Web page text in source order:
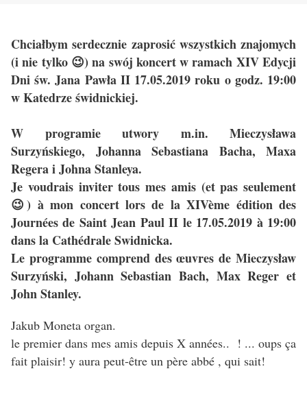
Chciałbym serdecznie zaprosić wszystkich znajomych
(i nie tylko 😉) na swój koncert w ramach XIV Edycji
Dni św. Jana Pawła II 17.05.2019 roku o godz. 19:00
w Katedrze świdnickiej.
W programie utwory m.in. Mieczysława
Surzyńskiego, Johanna Sebastiana Bacha, Maxa
Regera i Johna Stanleya.
Je voudrais inviter tous mes amis (et pas seulement
😉) à mon concert lors de la XIVème édition des
Journées de Saint Jean Paul II le 17.05.2019 à 19:00
dans la Cathédrale Swidnicka.
Le programme comprend des œuvres de Mieczysław
Surzyński, Johann Sebastian Bach, Max Reger et
John Stanley.
Jakub Moneta organ.
le premier dans mes amis depuis X années.. ! ... oups ça
fait plaisir! y aura peut-être un père abbé , qui sait!